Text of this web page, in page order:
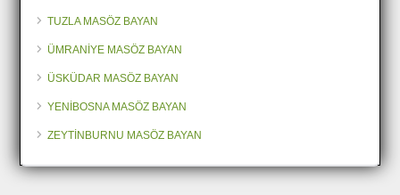
TUZLA MASÖZ BAYAN
ÜMRANİYE MASÖZ BAYAN
ÜSKÜDAR MASÖZ BAYAN
YENİBOSNA MASÖZ BAYAN
ZEYTİNBURNU MASÖZ BAYAN